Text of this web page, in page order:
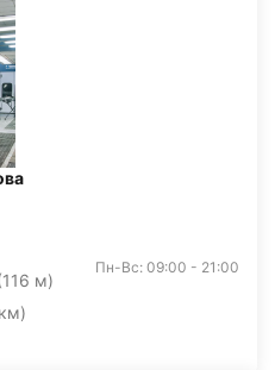
м)
Пн-Вс: 09:00 - 21:00